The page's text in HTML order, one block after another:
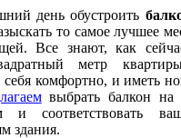
день обустроить
то самое лучшее
Все знают, как
метр
себя комфортно, и иметь
выбрать балкон на
и соответствовать
здания.